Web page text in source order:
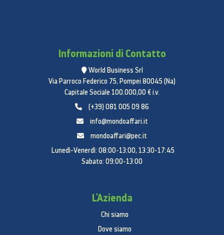
Informazioni di Contatto
World Business Srl
Via Parroco Federico 75, Pompei 80045 (Na)
Capitale Sociale 100.000,00 € i.v.
(+39) 081 005 09 86
info@mondoaffari.it
mondoaffari@pec.it
Lunedì-Venerdì: 08:00-13:00, 13:30-17:45
Sabato: 09:00-13:00
L'Azienda
Chi siamo
Dove siamo